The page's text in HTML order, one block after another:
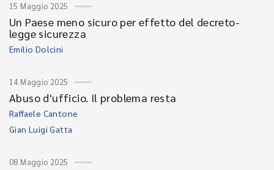
15 Maggio 2025
Un Paese meno sicuro per effetto del decreto-
legge sicurezza
Emilio Dolcini
14 Maggio 2025
Abuso d'ufficio. Il problema resta
Raffaele Cantone
Gian Luigi Gatta
08 Maggio 2025